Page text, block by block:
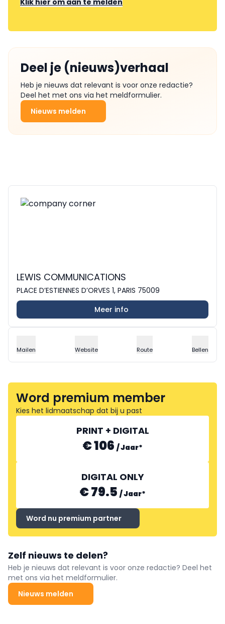
Klik hier om aan te melden
Deel je (nieuws)verhaal
Heb je nieuws dat relevant is voor onze redactie?
Deel het met ons via het meldformulier.
Nieuws melden
LEWIS COMMUNICATIONS
PLACE D’ESTIENNES D’ORVES 1, PARIS 75009
Meer info
Mailen Website Route Bellen
Word premium member
Kies het lidmaatschap dat bij u past
PRINT + DIGITAL
€ 106 /Jaar*
DIGITAL ONLY
€ 79.5 /Jaar*
Word nu premium partner
Zelf nieuws te delen?
Heb je nieuws dat relevant is voor onze redactie? Deel het
met ons via het meldformulier.
Nieuws melden